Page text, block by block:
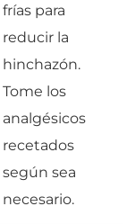
frías para
reducir la
hinchazón.
Tome los
analgésicos
recetados
según sea
necesario.